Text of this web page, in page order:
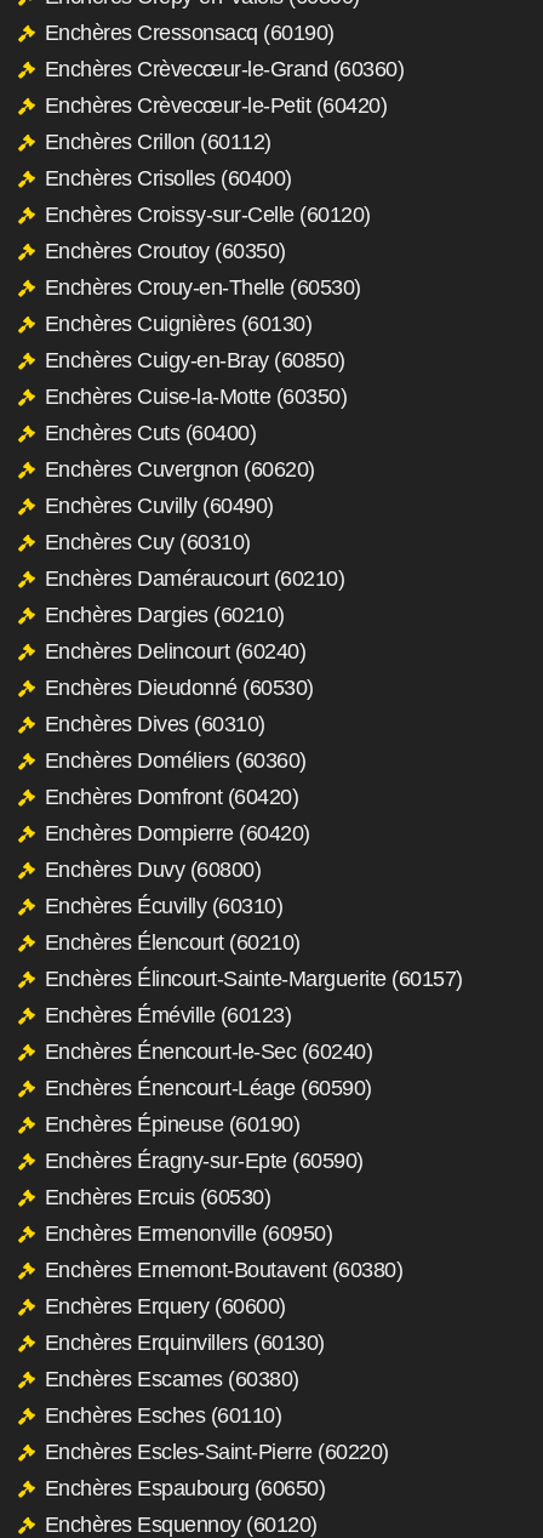
Enchères Cressonsacq (60190)
Enchères Crèvecœur-le-Grand (60360)
Enchères Crèvecœur-le-Petit (60420)
Enchères Crillon (60112)
Enchères Crisolles (60400)
Enchères Croissy-sur-Celle (60120)
Enchères Croutoy (60350)
Enchères Crouy-en-Thelle (60530)
Enchères Cuignières (60130)
Enchères Cuigy-en-Bray (60850)
Enchères Cuise-la-Motte (60350)
Enchères Cuts (60400)
Enchères Cuvergnon (60620)
Enchères Cuvilly (60490)
Enchères Cuy (60310)
Enchères Daméraucourt (60210)
Enchères Dargies (60210)
Enchères Delincourt (60240)
Enchères Dieudonné (60530)
Enchères Dives (60310)
Enchères Doméliers (60360)
Enchères Domfront (60420)
Enchères Dompierre (60420)
Enchères Duvy (60800)
Enchères Écuvilly (60310)
Enchères Élencourt (60210)
Enchères Élincourt-Sainte-Marguerite (60157)
Enchères Éméville (60123)
Enchères Énencourt-le-Sec (60240)
Enchères Énencourt-Léage (60590)
Enchères Épineuse (60190)
Enchères Éragny-sur-Epte (60590)
Enchères Ercuis (60530)
Enchères Ermenonville (60950)
Enchères Ernemont-Boutavent (60380)
Enchères Erquery (60600)
Enchères Erquinvillers (60130)
Enchères Escames (60380)
Enchères Esches (60110)
Enchères Escles-Saint-Pierre (60220)
Enchères Espaubourg (60650)
Enchères Esquennoy (60120)